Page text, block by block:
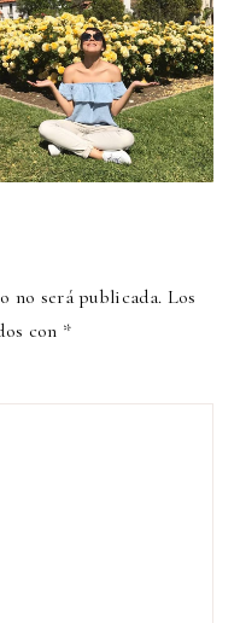
no será publicada. Los
con *